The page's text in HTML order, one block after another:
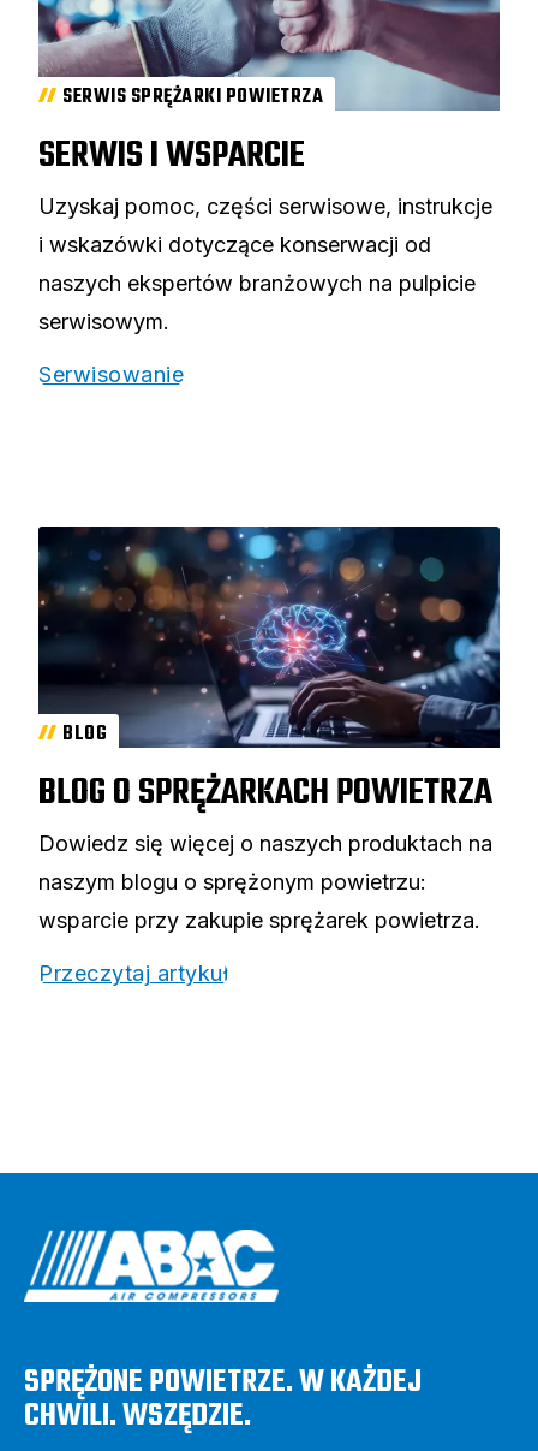
SERWIS SPRĘŻARKI POWIETRZA
SERWIS I WSPARCIE
Uzyskaj pomoc, części serwisowe, instrukcje
i wskazówki dotyczące konserwacji od
naszych ekspertów branżowych na pulpicie
serwisowym.
Serwisowanie
BLOG
BLOG O SPRĘŻARKACH POWIETRZA
Dowiedz się więcej o naszych produktach na
naszym blogu o sprężonym powietrzu:
wsparcie przy zakupie sprężarek powietrza.
Przeczytaj artykuł
SPRĘŻONE POWIETRZE. W KAŻDEJ
CHWILI. WSZĘDZIE.